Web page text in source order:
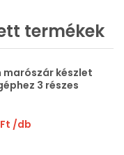
termékek
marószár készlet
3 részes
/db